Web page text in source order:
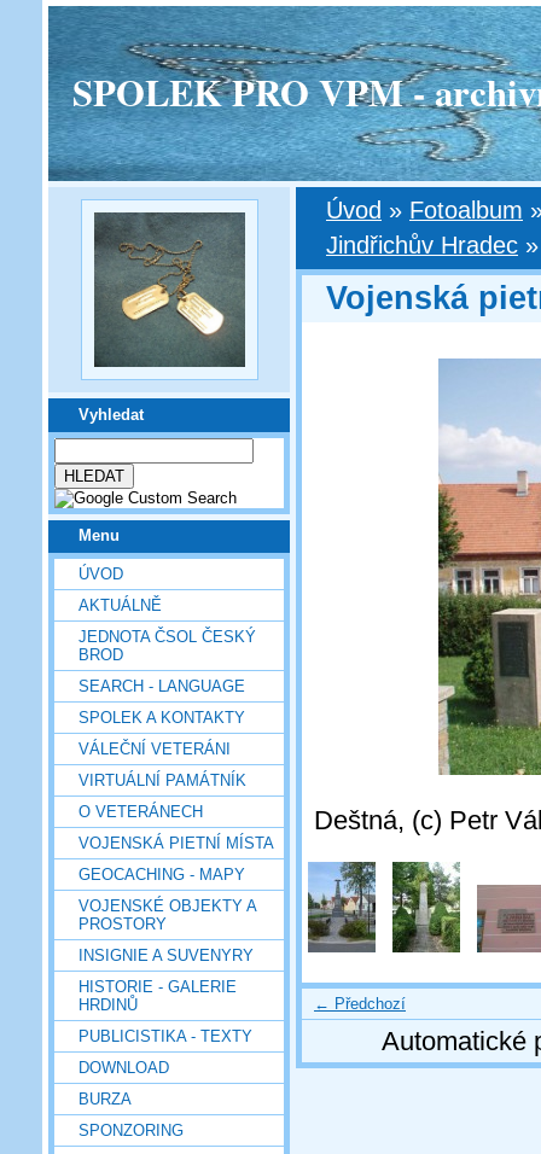
SPOLEK PRO VPM -
Vyhledat
Menu
ÚVOD
AKTUÁLNĚ
JEDNOTA ČSOL ČESKÝ
BROD
SEARCH - LANGUAGE
SPOLEK A KONTAKTY
VÁLEČNÍ VETERÁNI
VIRTUÁLNÍ PAMÁTNÍK
O VETERÁNECH
VOJENSKÁ PIETNÍ MÍSTA
GEOCACHING - MAPY
VOJENSKÉ OBJEKTY A
PROSTORY
INSIGNIE A SUVENYRY
HISTORIE - GALERIE
HRDINŮ
PUBLICISTIKA - TEXTY
DOWNLOAD
BURZA
SPONZORING
Úvod » Fotoalbum
Jindřichův Hradec
Vojenská
Deštná, (c) Petr
← Předchozí
Automatické